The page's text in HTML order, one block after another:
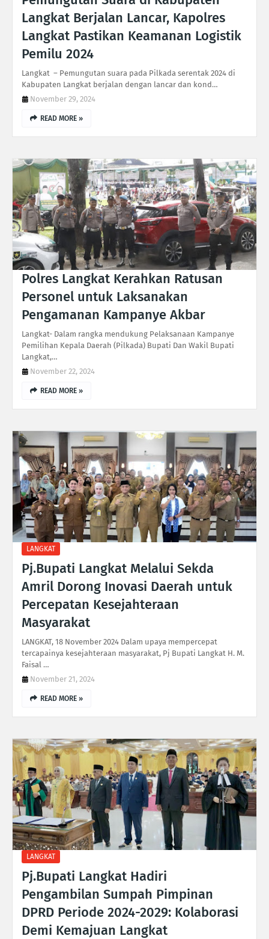
Langkat Berjalan Lancar, Kapolres
Langkat Pastikan Keamanan Logistik
Pemilu 2024
Langkat – Pemungutan suara pada Pilkada serentak 2024 di
Kabupaten Langkat berjalan dengan lancar dan kond…
November 29, 2024
READ MORE »
Polres Langkat Kerahkan Ratusan
Personel untuk Laksanakan
Pengamanan Kampanye Akbar
Langkat- Dalam rangka mendukung Pelaksanaan Kampanye
Pemilihan Kepala Daerah (Pilkada) Bupati Dan Wakil Bupati
Langkat,…
November 22, 2024
READ MORE »
LANGKAT
Pj.Bupati Langkat Melalui Sekda
Amril Dorong Inovasi Daerah untuk
Percepatan Kesejahteraan
Masyarakat
LANGKAT, 18 November 2024 Dalam upaya mempercepat
tercapainya kesejahteraan masyarakat, Pj Bupati Langkat H. M.
Faisal …
November 21, 2024
READ MORE »
LANGKAT
Pj.Bupati Langkat Hadiri
Pengambilan Sumpah Pimpinan
DPRD Periode 2024-2029: Kolaborasi
Demi Kemajuan Langkat